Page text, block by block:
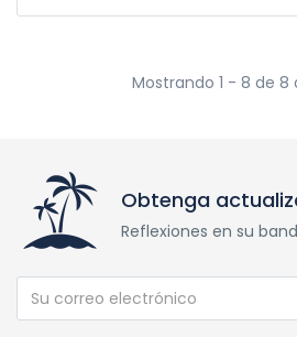
Mostrando 1 - 8 de 8
Obtenga
Reflexiones en su